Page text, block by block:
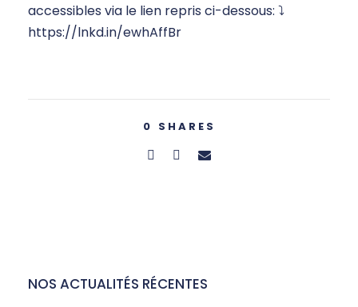
accessibles via le lien repris ci-dessous: ⤵
https://lnkd.in/ewhAffBr
0 SHARES
NOS ACTUALITÉS RÉCENTES